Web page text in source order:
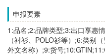
申报要素
1:品名;2:品牌类型;3:出口享惠
（衬衫、POLO衫等）;6:类别
外文名称）;9:货号